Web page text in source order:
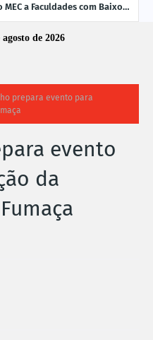
a Faculdades com Baixo
de 2026
prepara evento para
evento
da